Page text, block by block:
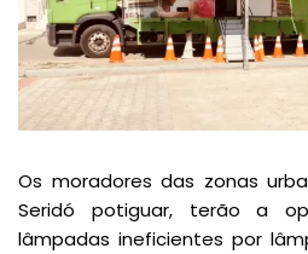
Os moradores das zonas
Seridó potiguar, terão a
lâmpadas ineficientes por